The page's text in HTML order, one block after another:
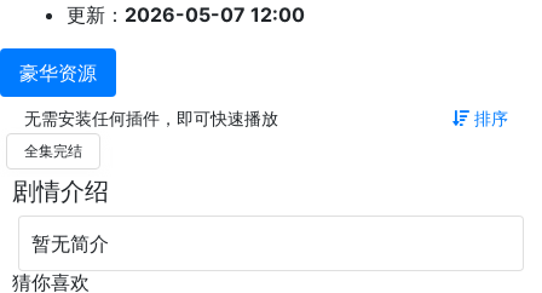
更新： 2026-05-07 12:00
豪华资源
无需安装任何插件，即可快速播放 排序
全集完结
剧情介绍
暂无简介
猜你喜欢